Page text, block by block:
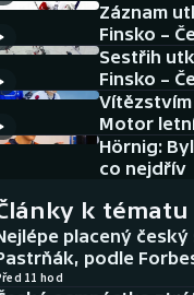
Historické návraty
Aplikace ČT sport
AZ kvíz
Záznam
Finsko –
Sestřih
Finsko –
Vítězstvím
Motor
Hörnig:
co nejdřív
k tématu
placený
podle
11 hod